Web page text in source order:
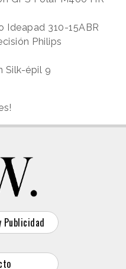
Ideapad 310-15ABR
Philips
Silk-épil 9
Publicidad